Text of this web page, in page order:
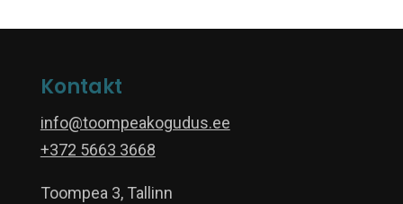
Kontakt
info@toompeakogudus.ee
+372 5663 3668
Toompea 3, Tallinn